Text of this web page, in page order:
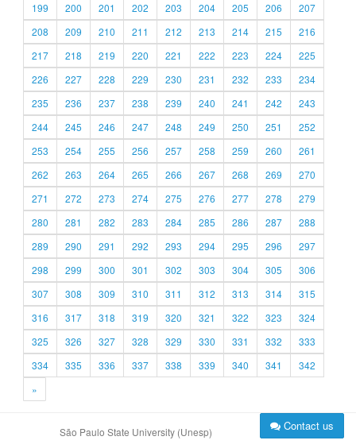
199
200 201 202 203 204 205 206
207
208
209 210 211 212 213 214 215
216
217
218 219 220 221 222 223 224
225
226
227 228 229 230 231 232 233
234
235
236 237 238 239 240 241 242
243
244
245 246 247 248 249 250 251
252
253
254 255 256 257 258 259 260
261
262
263 264 265 266 267 268 269
270
271
272 273 274 275 276 277 278
279
280
281 282 283 284 285 286 287
288
289
290 291 292 293 294 295 296
297
298
299 300 301 302 303 304 305
306
307
308 309 310 311 312 313 314
315
316
317 318 319 320 321 322 323
324
325
326 327 328 329 330 331 332
333
334
335 336 337 338 339 340 341
342
»
São Paulo State University (Unesp) Contact us